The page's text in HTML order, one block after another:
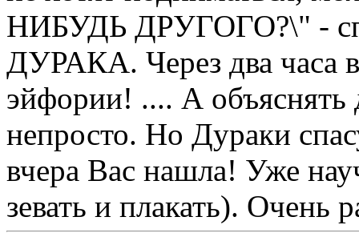
НИБУДЬ ДРУГОГО?\" -
ДУРАКА. Через два часа
эйфории! .... А объяснять
непросто. Но Дураки
вчера Вас нашла! Уже
зевать и плакать).